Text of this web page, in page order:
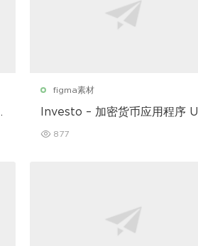
figma素材
Investo – 加密货币应用程序
877